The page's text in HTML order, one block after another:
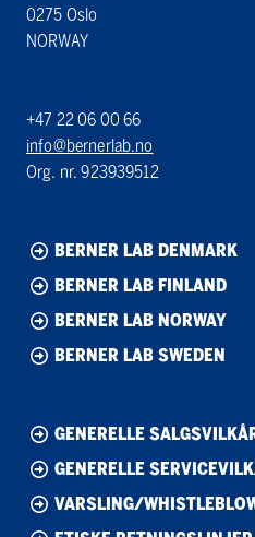
0275 Oslo
NORWAY
+47 22 06 00 66
info@bernerlab.no
Org. nr. 923939512
BERNER LAB DENMARK
BERNER LAB FINLAND
BERNER LAB NORWAY
BERNER LAB SWEDEN
GENERELLE
GENERELLE
VARSLING/